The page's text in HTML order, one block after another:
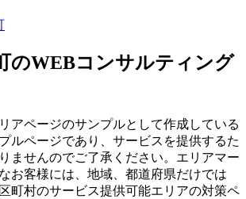
のWEBコンサルティング
アページのサンプルとして作成している
ルページであり、サービスを提供するた
ませんのでご了承ください。エリアマー
お客様には、地域、都道府県だけでは
町村のサービス提供可能エリアの対策ペ